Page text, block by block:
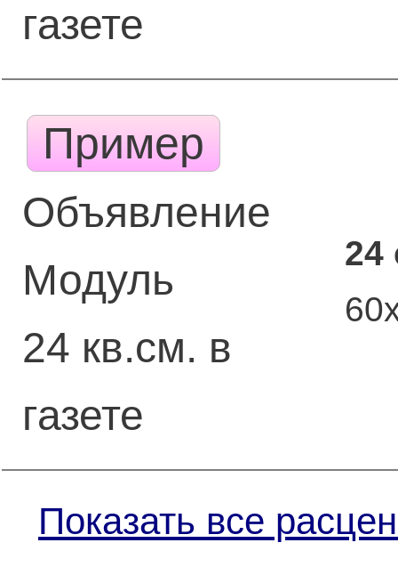
газете
Пример
Объявление
Модуль
24 кв.см. в
газете
24
Показать все